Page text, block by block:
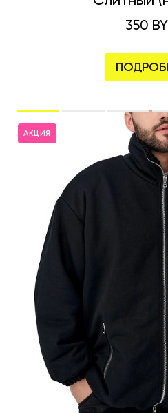
350
АКЦИЯ